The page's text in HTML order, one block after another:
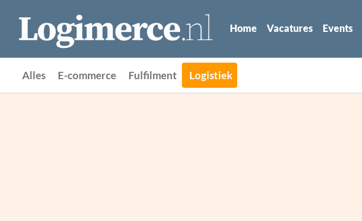
Home Vacatures Events
Alles E-commerce Fulfilment Logistiek